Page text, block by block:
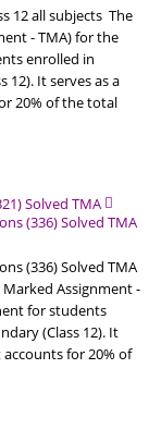
12 all subjects The
- TMA) for the
enrolled in
12). It serves as a
20% of the total
(336) Solved TMA
(336) Solved TMA
Assignment -
for students
(Class 12). It
for 20% of